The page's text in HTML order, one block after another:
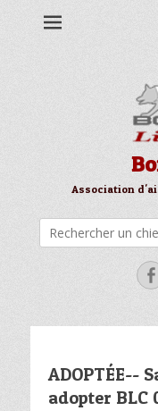
Association
ADOPTÉE--
adopter BLC